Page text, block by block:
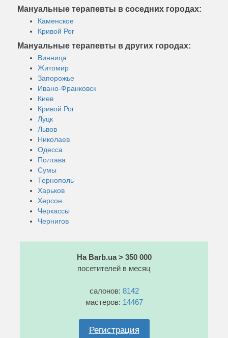
Мануальные терапевты в соседних городах:
Каменское
Кривой Рог
Мануальные терапевты в других городах:
Винница
Житомир
Запорожье
Ивано-Франковск
Киев
Кривой Рог
Луцк
Львов
Николаев
Одесса
Полтава
Сумы
Тернополь
Харьков
Херсон
Черкассы
Чернигов
На Barb.ua > 350 000
посетителей в месяц
салонов: 8142
мастеров: 14467
Регистрация